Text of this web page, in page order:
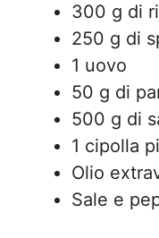
300 g di
250 g di
1 uovo
50 g di
500 g di
1 cipolla
Olio
Sale e